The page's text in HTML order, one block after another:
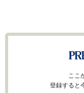
ここ
登録すると